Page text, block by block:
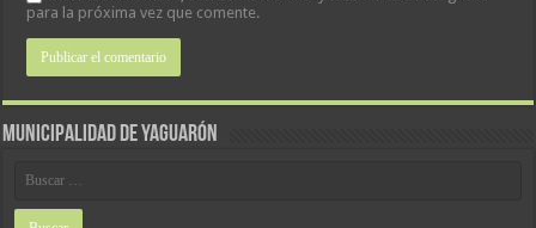
para la próxima vez que comente.
MUNICIPALIDAD DE YAGUARÓN